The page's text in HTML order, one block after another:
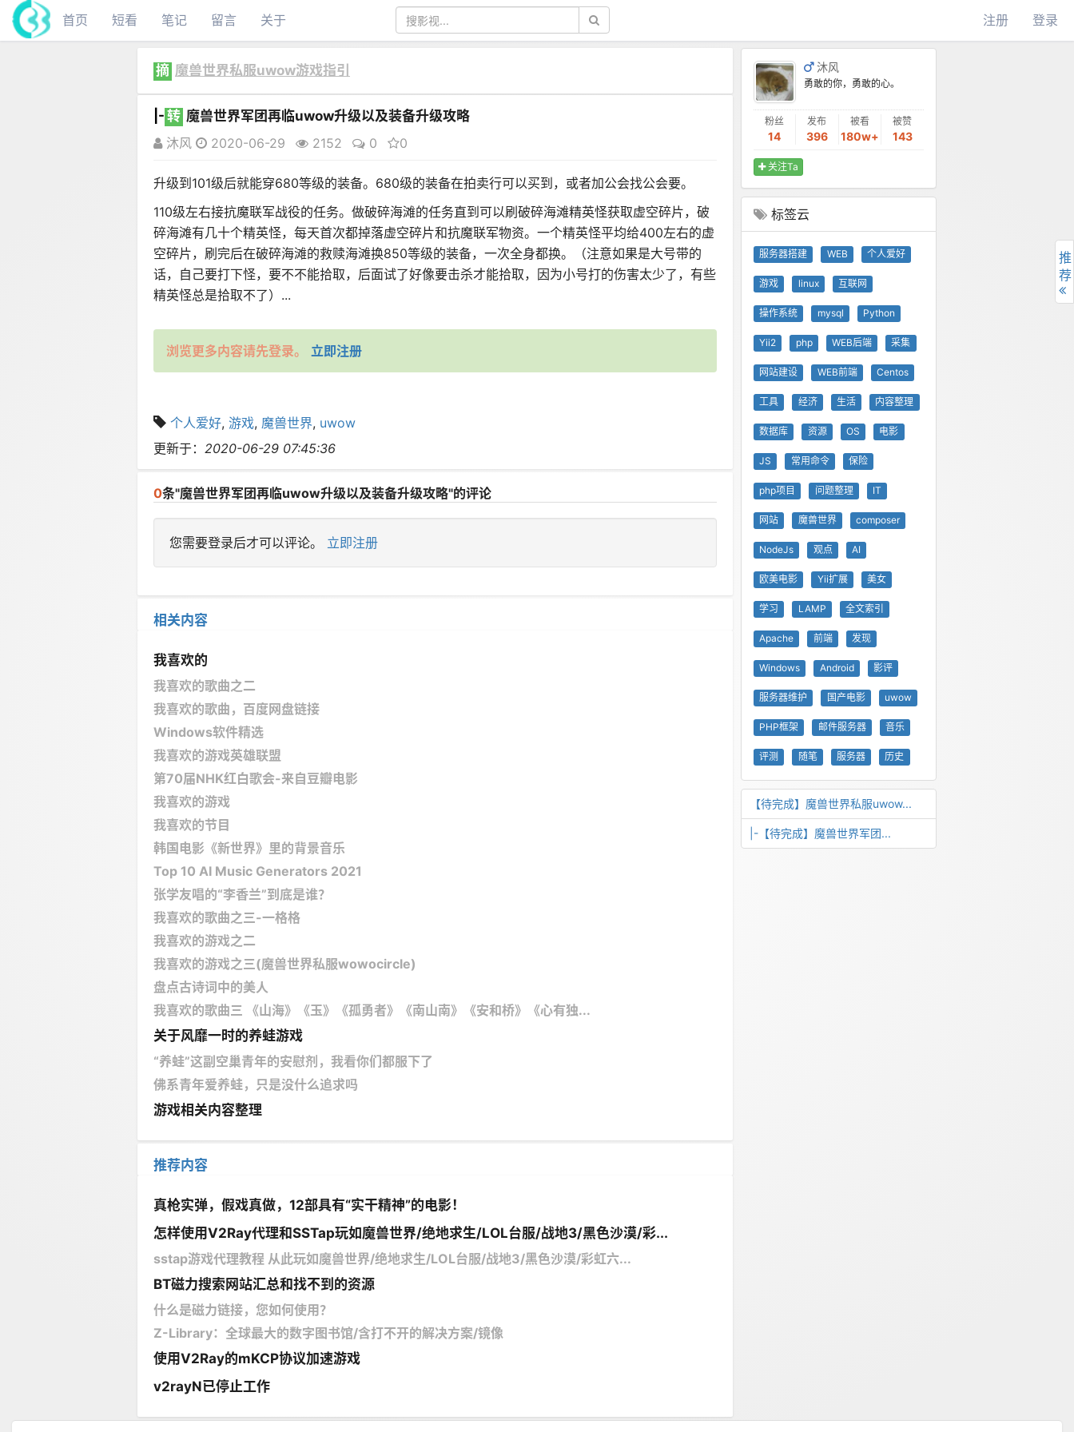
首页 短看 笔记 留言 关于 注册 登录
摘 魔兽世界私服uwow游戏指引
|- 转 魔兽世界军团再临uwow升级以及装备升级攻略
沐风
2020-06-29 2152 0 0
升级到101级后就能穿680等级的装备。680级的装备在拍卖行可以买到，或者加公会找公会要。
110级左右接抗魔联军战役的任务。做破碎海滩的任务直到可以刷破碎海滩精英怪获取虚空碎片，破
碎海滩有几十个精英怪，每天首次都掉落虚空碎片和抗魔联军物资。一个精英怪平均给400左右的虚
空碎片，刷完后在破碎海滩的救赎海滩换850等级的装备，一次全身都换。（注意如果是大号带的
话，自己要打下怪，要不不能拾取，后面试了好像要击杀才能拾取，因为小号打的伤害太少了，有些
精英怪总是拾取不了）...
浏览更多内容请先登录。 立即注册
个人爱好, 游戏, 魔兽世界, uwow
更新于： 2020-06-29 07:45:36
0条"魔兽世界军团再临uwow升级以及装备升级攻略"的评论
您需要登录后才可以评论。 立即注册
相关内容
我喜欢的
我喜欢的歌曲之二
我喜欢的歌曲，百度网盘链接
Windows软件精选
我喜欢的游戏英雄联盟
第70届NHK红白歌会-来自豆瓣电影
我喜欢的游戏
我喜欢的节目
韩国电影《新世界》里的背景音乐
Top 10 AI Music Generators 2021
张学友唱的“李香兰”到底是谁？
我喜欢的歌曲之三-一格格
我喜欢的游戏之二
我喜欢的游戏之三(魔兽世界私服wowocircle)
盘点古诗词中的美人
我喜欢的歌曲三 《山海》《玉》《孤勇者》《南山南》《安和桥》《心有独...
关于风靡一时的养蛙游戏
“养蛙”这副空巢青年的安慰剂，我看你们都服下了
佛系青年爱养蛙，只是没什么追求吗
游戏相关内容整理
推荐内容
真枪实弹，假戏真做，12部具有“实干精神”的电影！
怎样使用V2Ray代理和SSTap玩如魔兽世界/绝地求生/LOL台服/战地3/黑色沙漠/彩...
sstap游戏代理教程 从此玩如魔兽世界/绝地求生/LOL台服/战地3/黑色沙漠/彩虹六...
BT磁力搜索网站汇总和找不到的资源
什么是磁力链接，您如何使用？
Z-Library：全球最大的数字图书馆/含打不开的解决方案/镜像
使用V2Ray的mKCP协议加速游戏
v2rayN已停止工作
沐风
勇敢的你，勇敢的心。
粉丝
14
发布
396
被看
180w+
被赞
143
关注Ta
标签云
服务器搭建 WEB 个人爱好
游戏 linux 互联网
操作系统 mysql Python
Yii2 php WEB后端 采集
网站建设 WEB前端 Centos
工具 经济 生活 内容整理
数据库 资源 OS 电影
JS 常用命令 保险
php项目 问题整理 IT
网站 魔兽世界 composer
NodeJs 观点 AI
欧美电影 Yii扩展 美女
学习 LAMP 全文索引
Apache 前端 发现
Windows Android 影评
服务器维护 国产电影 uwow
PHP框架 邮件服务器 音乐
评测 随笔 服务器 历史
【待完成】魔兽世界私服uwow...
|-【待完成】魔兽世界军团...
推
荐